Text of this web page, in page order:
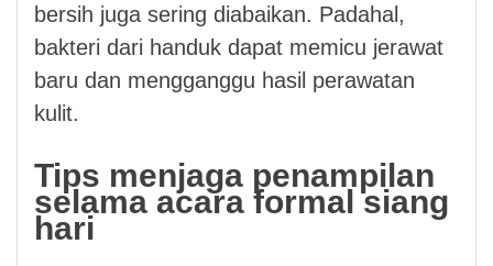
bersih juga sering diabaikan. Padahal,
bakteri dari handuk dapat memicu jerawat
baru dan mengganggu hasil perawatan
kulit.
Tips menjaga penampilan
selama acara formal siang
hari